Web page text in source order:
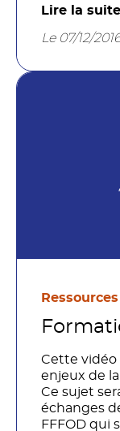
6 au 7
Lire la suite
Le 07/12/
Ressources
Cette vidéo
enjeux de
Ce sujet
échanges
FFFOD qui